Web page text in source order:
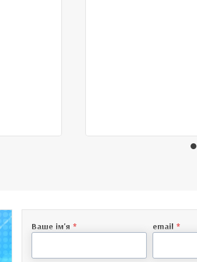
Ваше ім'я * email *